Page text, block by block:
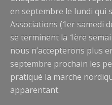
en septembre le lundi qui
Associations (1er samedi
se terminent la 1ère
nous n’accepterons plus
septembre prochain les
pratiqué la marche
apparentant.